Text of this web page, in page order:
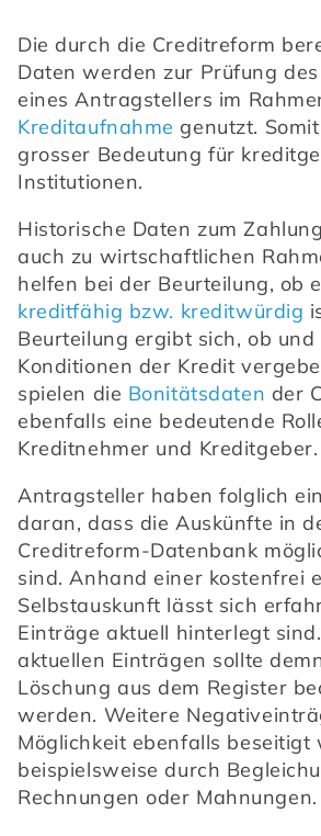
Die durch die Creditreform
Daten werden zur Prüfung
Kreditaufnahme genutzt.
grosser Bedeutung für
Institutionen.
Historische Daten zum
auch zu wirtschaftlichen
kreditfähig bzw. kreditwürdig
Beurteilung ergibt sich, ob und
Konditionen der Kredit
spielen die Bonitätsdaten der
ebenfalls eine bedeutende
Kreditnehmer und Kreditgeber.
Antragsteller haben folglich
daran, dass die Auskünfte in
Creditreform-Datenbank
sind. Anhand einer kostenfrei
Selbstauskunft lässt sich
Einträge aktuell hinterlegt
aktuellen Einträgen sollte
Löschung aus dem Register
werden. Weitere
Möglichkeit ebenfalls beseitigt
beispielsweise durch
Rechnungen oder Mahnungen.